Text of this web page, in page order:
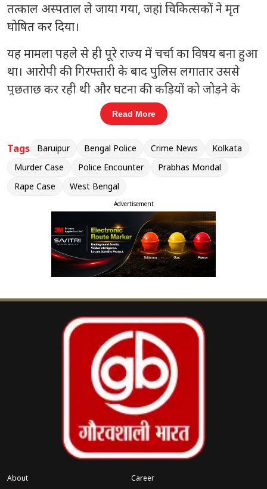
तत्काल अस्पताल ले जाया गया, जहां चिकित्सकों ने मृत
घोषित कर दिया।
यह मामला पहले से ही पूरे राज्य में चर्चा का विषय बना हुआ
था। आरोपी की गिरफ्तारी के बाद पुलिस लगातार उससे
पूछताछ कर रही थी और घटना की कड़ियों को जोड़ने के
लिए विभिन्न स्थानों पर जांच कर रही थी। इसी क्रम में आरोपी
को उस स्थान पर ले जाया गया, जहां वारदात को अंजाम
दिया गया था।
संबंधित खबरें
TMC के फ्रीज खातों पर सुप्रीम कोर्ट सख्त,
ईडी से मांगा जवाब
रिकंस्ट्रक्शन के दौरान बदला घटनाक्रम
के दौरान आरोपी ने अचानक एक पुलिसकर्मी का हथियार
छीन लिया। इसके बाद उसने मौके से भागने का प्रयास
किया। पुलिस का दावा है कि आरोपी ने हथियार का
इस्तेमाल करने की कोशिश की, जिससे मौके पर मौजूद
पुलिस टीम को अपनी सुरक्षा के लिए कार्रवाई करनी पड़ी।
जवाबी कार्रवाई में चली गोली आरोपी को लगी। घटना के
तुरंत बाद उसे नजदीकी अस्पताल पहुंचाया गया, लेकिन
डॉक्टरों ने जांच के बाद उसे मृत घोषित कर दिया।
Read More
Tags Baruipur Bengal Police Crime News
Kolkata
Murder Case
Police Encounter
Prabhas Mondal
Rape Case
West Bengal
Advertisement
About
Career